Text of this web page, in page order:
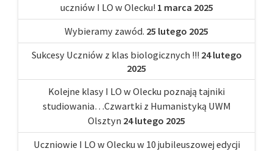
uczniów I LO w Olecku! 1 marca 2025
Wybieramy zawód. 25 lutego 2025
Sukcesy Uczniów z klas biologicznych !!! 24 lutego
2025
Kolejne klasy I LO w Olecku poznają tajniki
studiowania…Czwartki z Humanistyką UWM
Olsztyn 24 lutego 2025
Uczniowie I LO w Olecku w 10 jubileuszowej edycji